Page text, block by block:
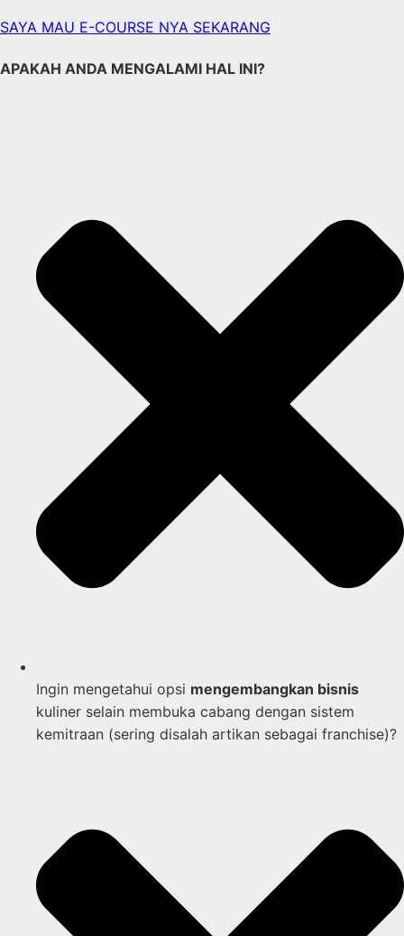
SAYA MAU E-COURSE NYA SEKARANG
APAKAH ANDA MENGALAMI HAL INI?
Ingin mengetahui opsi mengembangkan bisnis
kuliner selain membuka cabang dengan sistem
kemitraan (sering disalah artikan sebagai franchise)?